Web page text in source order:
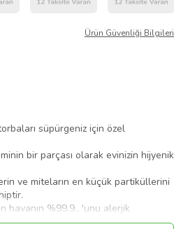
Ürün Güvenliği Bilgileri
süpürgeniz için özel
bir parçası olarak evinizin hijyenik
ve miteların en küçük partiküllerini
havanın %99.9.. 'unu alerjik